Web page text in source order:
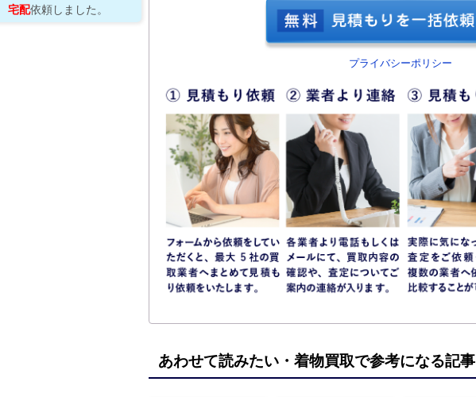
宅配依頼しました。
プライバシーポリシー
あわせて読みたい・着物買取で参考になる記事